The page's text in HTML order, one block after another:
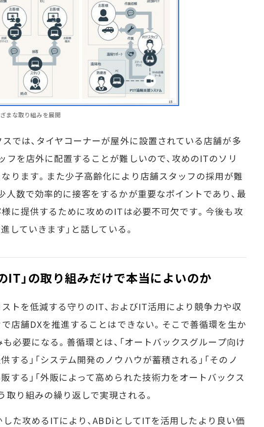
まな取り組みを展開
では、タイヤコーナーが屋外に設置されている店舗が多
フを店外に配置することが難しいので、攻めのITのソリ
ります。また少子高齢化により店舗スタッフの採用が難
人数で効率的に接客をするかが重要なポイントであり、最
に提供するために攻めのITは必要不可欠です。今後も攻
していきます」と話している。
IT」の取り組みだけで本当によいのか
トを低減する守りのIT、およびIT活用により競争力や収
店舗DXを推進することはできない。そこで善循環を生か
も必要になる。善循環とは、「オートバックスグループ向け
する」「システム開発のノウハウが蓄積される」「そのノ
する」「外販によって高められた技術力をオートバックス
取り組みの繰り返しで実現される。
した攻めるITにより、ABDiとしてITを活用したより良い価